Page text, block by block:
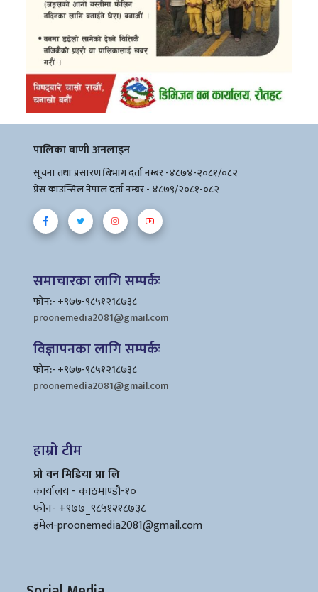
पालिका वाणी अनलाइन
सूचना तथा प्रसारण बिभाग दर्ता नम्बर -४८७४-२०८१/०८२
प्रेस काउन्सिल नेपाल दर्ता नम्बर - ४८७९/२०८१-०८२
समाचारका लागि सम्पर्कः
फोन:- +९७७-९८५१२1८७३८
proonemedia2081@gmail.com
विज्ञापनका लागि सम्पर्कः
फोन:- +९७७-९८५१२1८७३८
proonemedia2081@gmail.com
हाम्रो टीम
प्रो वन मिडिया प्रा लि
कार्यालय - काठमाण्डौ-१०
फोन- +९७७_९८५१२१८७३८
इमेल-proonemedia2081@gmail.com